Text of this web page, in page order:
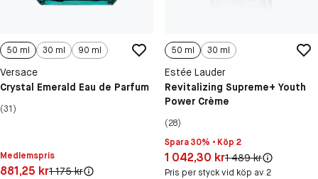
50 ml 30 ml 90 ml
Versace
Crystal Emerald Eau de Parfum
(31)
Medlemspris
Pris: 881,25 kr
881,25 krOriginal pris:
1 175 kr
50 ml 30 ml
Estée Lauder
Revitalizing Supreme+ Youth
Power Crème
(28)
Spara 30% • Köp 2
Pris: 1 042,30 kr
1 042,30 krOriginal pris:
1 489 kr
Pris per styck vid köp av 2